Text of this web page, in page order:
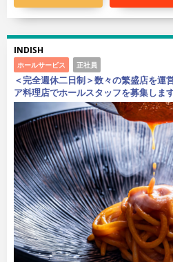
INDISH
ホールサービス 正社員
＜完全週休二日制＞数々の繁盛店を運
ア料理店でホールスタッフを募集しま